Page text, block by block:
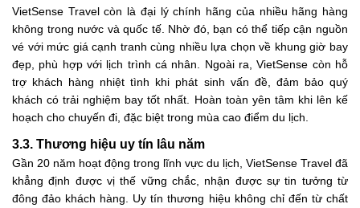
VietSense Travel còn là đại lý chính hãng của nhiều hãng hàng
không trong nước và quốc tế. Nhờ đó, bạn có thể tiếp cận nguồn
vé với mức giá cạnh tranh cùng nhiều lựa chọn về khung giờ bay
đẹp, phù hợp với lịch trình cá nhân. Ngoài ra, VietSense còn hỗ
trợ khách hàng nhiệt tình khi phát sinh vấn đề, đảm bảo quý
khách có trải nghiệm bay tốt nhất. Hoàn toàn yên tâm khi lên kế
hoạch cho chuyến đi, đặc biệt trong mùa cao điểm du lịch.
3.3. Thương hiệu uy tín lâu năm
Gần 20 năm hoạt động trong lĩnh vực du lịch, VietSense Travel đã
khẳng định được vị thế vững chắc, nhận được sự tin tưởng từ
đông đảo khách hàng. Uy tín thương hiệu không chỉ đến từ chất